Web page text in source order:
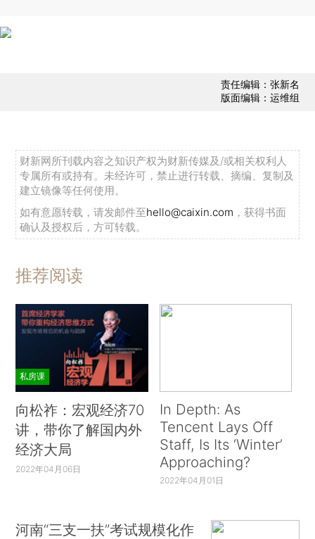
责任编辑：张新名
版面编辑：运维组
财新网所刊载内容之知识产权为财新传媒及/或相关权利人
专属所有或持有。未经许可，禁止进行转载、摘编、复制及
建立镜像等任何使用。
如有意愿转载，请发邮件至hello@caixin.com ，获得书面
确认及授权后，方可转载。
推荐阅读
私房课
向松祚：宏观经济70
讲，带你了解国内外
经济大局
2022年04月06日
In Depth: As
Tencent Lays Off
Staff, Is Its ‘Winter’
Approaching?
2022年04月01日
河南“三支一扶”考试规模化作